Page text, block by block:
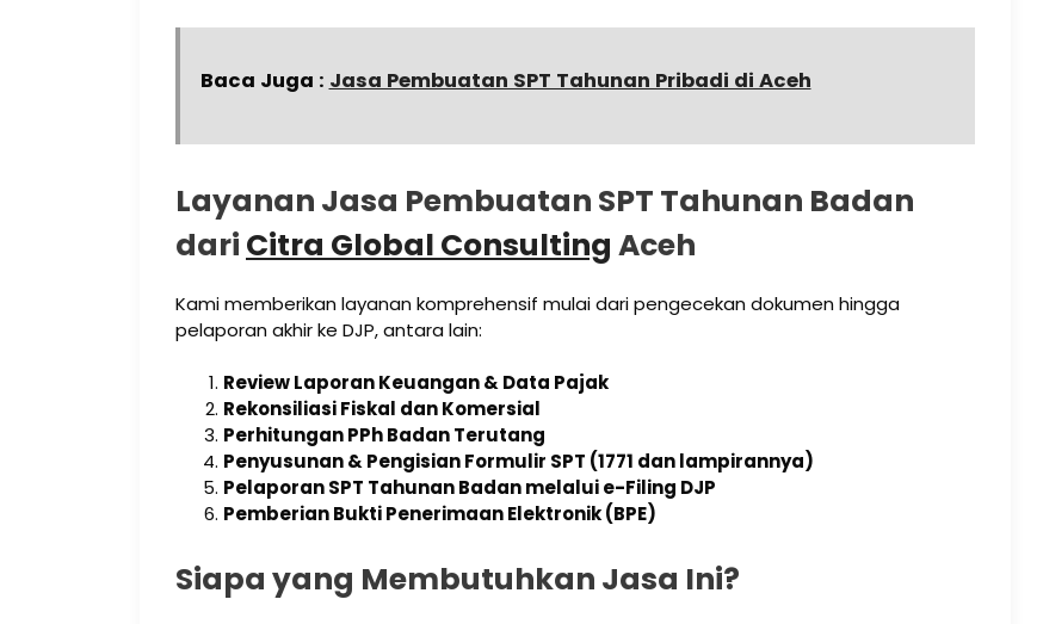
Baca Juga : Jasa Pembuatan SPT Tahunan Pribadi di Aceh
Layanan Jasa Pembuatan SPT Tahunan Badan
dari Citra Global Consulting Aceh
Kami memberikan layanan komprehensif mulai dari pengecekan dokumen hingga
pelaporan akhir ke DJP, antara lain:
Review Laporan Keuangan & Data Pajak
Rekonsiliasi Fiskal dan Komersial
Perhitungan PPh Badan Terutang
Penyusunan & Pengisian Formulir SPT (1771 dan lampirannya)
Pelaporan SPT Tahunan Badan melalui e-Filing DJP
Pemberian Bukti Penerimaan Elektronik (BPE)
Siapa yang Membutuhkan Jasa Ini?